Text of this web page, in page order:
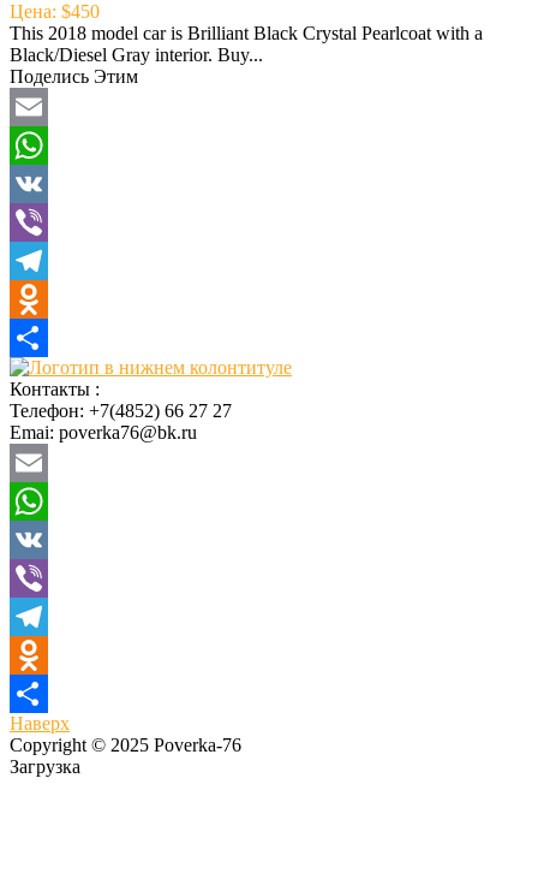
Цена: $450
This 2018 model car is Brilliant Black Crystal Pearlcoat with a
Black/Diesel Gray interior. Buy...
Поделись Этим
Email
WhatsApp
VK
Viber
Telegram
Odnoklassniki
Отправить
Контакты :
Телефон: +7(4852) 66 27 27
Emai: poverka76@bk.ru
Email
WhatsApp
VK
Viber
Telegram
Odnoklassniki
Отправить
Наверх
Copyright © 2025 Poverka-76
Загрузка